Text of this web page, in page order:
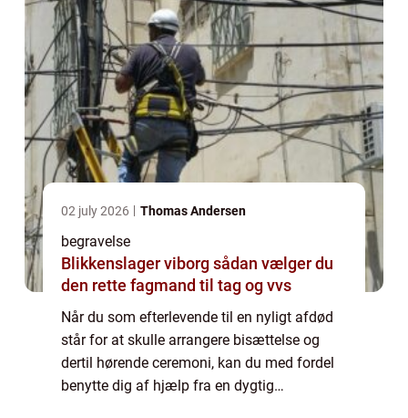
02 july 2026 Thomas Andersen
begravelse
Blikkenslager viborg sådan vælger du
den rette fagmand til tag og vvs
Når du som efterlevende til en nyligt afdød
står for at skulle arrangere bisættelse og
dertil hørende ceremoni, kan du med fordel
benytte dig af hjælp fra en dygtig